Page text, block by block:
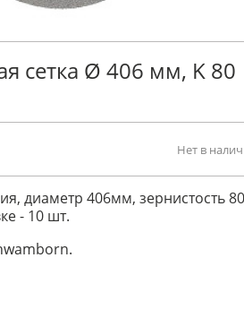
сетка Ø 406 мм, K 80
Нет в
диаметр 406мм, зернистость
- 10 шт.